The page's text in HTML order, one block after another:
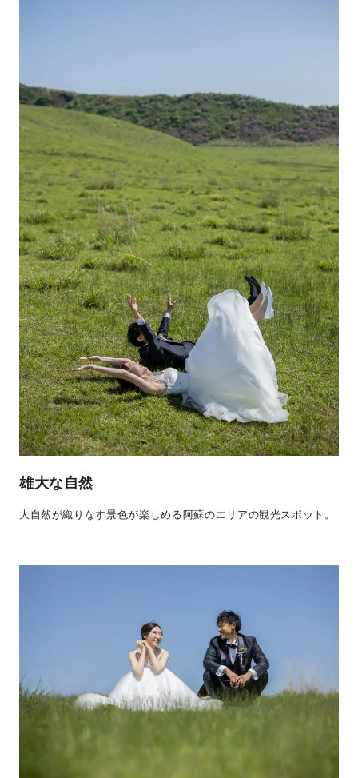
雄大な自然
大自然が織りなす景色が楽しめる阿蘇のエリアの観光スポット。